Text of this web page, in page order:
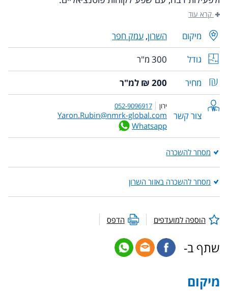
מיקום השרון, עמק חפר
גודל
300 מ"ר
מחיר
200 ₪ למ"ר
צור קשר
ירון 052-9096917
Yaron.Rubin@nmrk-global.com
Whatsapp
מסחר להשכרה
מסחר להשכרה באזור השרון
הוספה למועדפים הדפס
שתף ב-
מיקום